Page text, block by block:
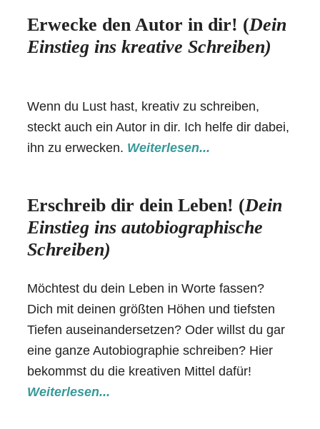
Erwecke den Autor in dir! (Dein
Einstieg ins kreative Schreiben)
Wenn du Lust hast, kreativ zu schreiben,
steckt auch ein Autor in dir. Ich helfe dir dabei,
ihn zu erwecken. Weiterlesen...
Erschreib dir dein Leben! (Dein
Einstieg ins autobiographische
Schreiben)
Möchtest du dein Leben in Worte fassen?
Dich mit deinen größten Höhen und tiefsten
Tiefen auseinandersetzen? Oder willst du gar
eine ganze Autobiographie schreiben? Hier
bekommst du die kreativen Mittel dafür!
Weiterlesen...